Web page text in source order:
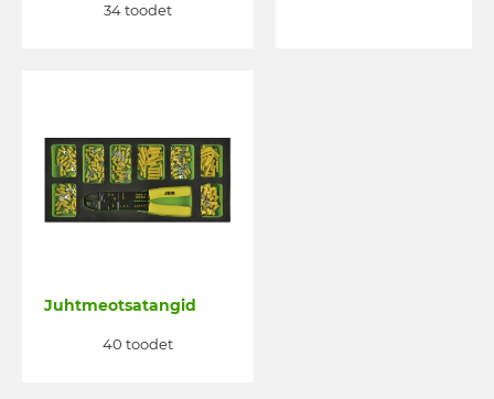
34 toodet
Juhtmeotsatangid
40 toodet